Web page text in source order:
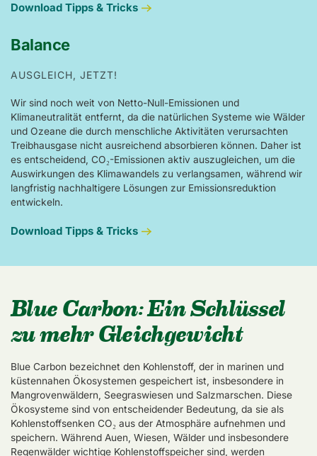
Download Tipps & Tricks
Balance
AUSGLEICH, JETZT!
Wir sind noch weit von Netto-Null-Emissionen und
Klimaneutralität entfernt, da die natürlichen Systeme wie Wälder
und Ozeane die durch menschliche Aktivitäten verursachten
Treibhausgase nicht ausreichend absorbieren können. Daher ist
es entscheidend, CO₂-Emissionen aktiv auszugleichen, um die
Auswirkungen des Klimawandels zu verlangsamen, während wir
langfristig nachhaltigere Lösungen zur Emissionsreduktion
entwickeln.
Download Tipps & Tricks
Blue Carbon: Ein Schlüssel
zu mehr Gleichgewicht
Blue Carbon bezeichnet den Kohlenstoff, der in marinen und
küstennahen Ökosystemen gespeichert ist, insbesondere in
Mangrovenwäldern, Seegraswiesen und Salzmarschen. Diese
Ökosysteme sind von entscheidender Bedeutung, da sie als
Kohlenstoffsenken CO₂ aus der Atmosphäre aufnehmen und
speichern. Während Auen, Wiesen, Wälder und insbesondere
Regenwälder wichtige Kohlenstoffspeicher sind, werden